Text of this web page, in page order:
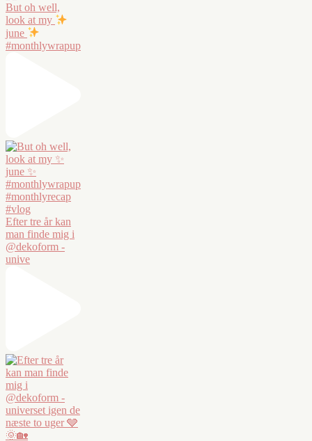
But oh well,
look at my
june
#monthlywrapup
Efter tre år kan
man finde mig i
@dekoform -
unive